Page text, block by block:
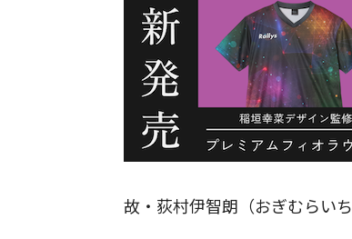
故・荻村伊智朗（おぎむらい